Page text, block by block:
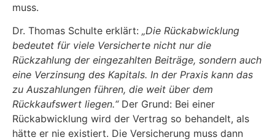
muss.
Dr. Thomas Schulte erklärt: „Die Rückabwicklung
bedeutet für viele Versicherte nicht nur die
Rückzahlung der eingezahlten Beiträge, sondern auch
eine Verzinsung des Kapitals. In der Praxis kann das
zu Auszahlungen führen, die weit über dem
Rückkaufswert liegen.“Der Grund: Bei einer
Rückabwicklung wird der Vertrag so behandelt, als
hätte er nie existiert. Die Versicherung muss dann